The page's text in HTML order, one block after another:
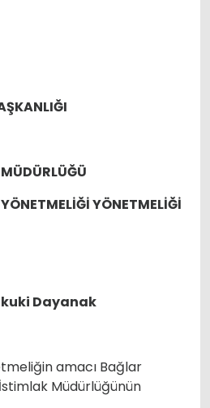
YÖNETMELİĞİ
Dayanak
amacı Bağlar
Müdürlüğünün